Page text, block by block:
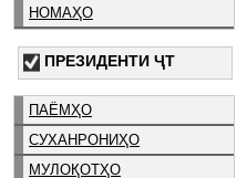
НОМАҲО
ПРЕЗИДЕНТИ ҶТ
ПАЁМҲО
СУХАНРОНИҲО
МУЛОҚОТҲО